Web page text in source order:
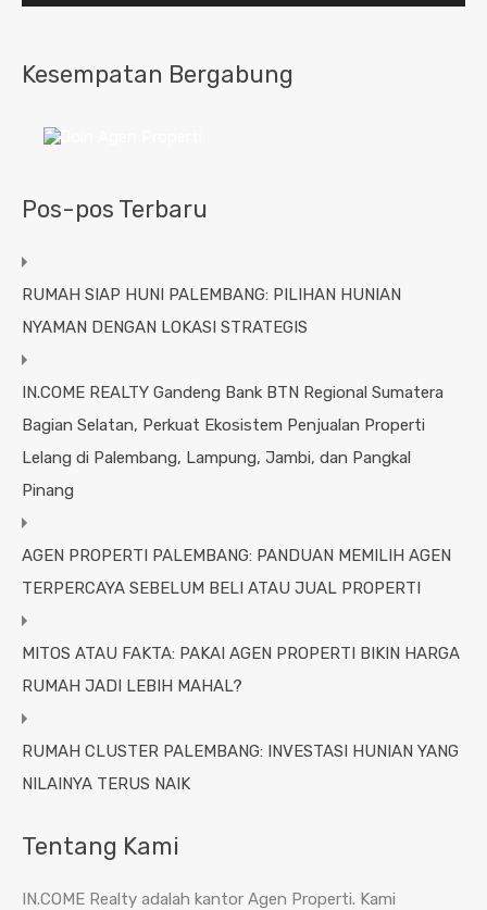
Kesempatan Bergabung
Pos-pos Terbaru
RUMAH SIAP HUNI PALEMBANG: PILIHAN HUNIAN
NYAMAN DENGAN LOKASI STRATEGIS
IN.COME REALTY Gandeng Bank BTN Regional Sumatera
Bagian Selatan, Perkuat Ekosistem Penjualan Properti
Lelang di Palembang, Lampung, Jambi, dan Pangkal
Pinang
AGEN PROPERTI PALEMBANG: PANDUAN MEMILIH AGEN
TERPERCAYA SEBELUM BELI ATAU JUAL PROPERTI
MITOS ATAU FAKTA: PAKAI AGEN PROPERTI BIKIN HARGA
RUMAH JADI LEBIH MAHAL?
RUMAH CLUSTER PALEMBANG: INVESTASI HUNIAN YANG
NILAINYA TERUS NAIK
Tentang Kami
IN.COME Realty adalah kantor Agen Properti. Kami